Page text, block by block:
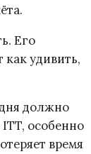
Его
удивить,
должно
особенно
время